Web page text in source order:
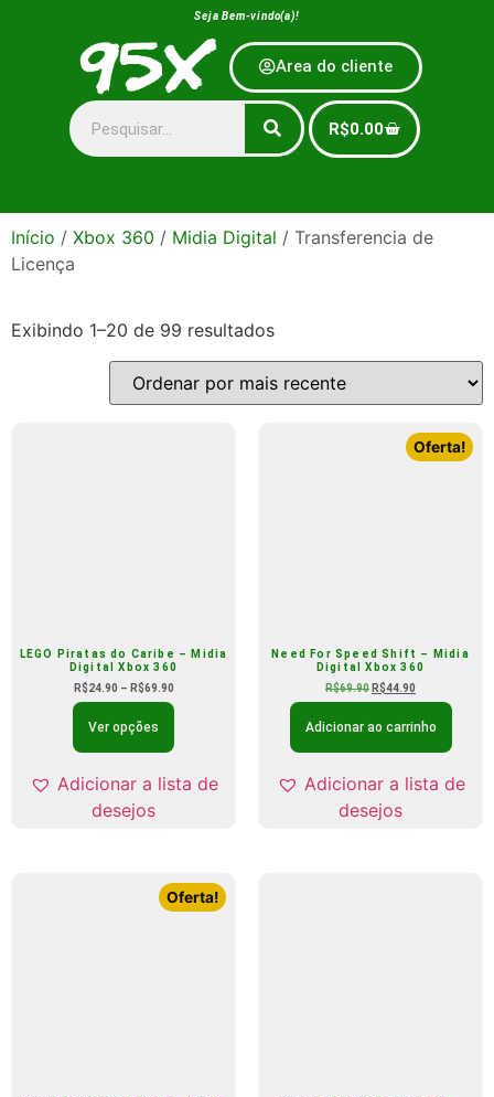
Seja Bem-vindo(a)!
Area do cliente
R$0.00
Início / Xbox 360 / Midia Digital / Transferencia de
Licença
Exibindo 1–20 de 99 resultados
LEGO Piratas do Caribe – Midia
Digital Xbox 360
R$24.90 – R$69.90
Ver opções
Adicionar a lista de
desejos
Oferta!
Need For Speed Shift – Midia
Digital Xbox 360
R$69.90 R$44.90
Adicionar ao carrinho
Adicionar a lista de
desejos
Oferta!